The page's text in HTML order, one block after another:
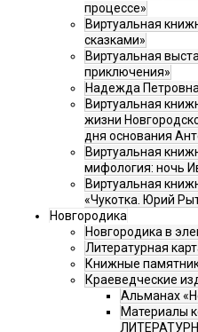
процессе»
Виртуальная
сказками»
Виртуальная
приключения»
Надежда
Виртуальная
жизни
дня основания
Виртуальная
мифология: ночь
Виртуальная
«Чукотка. Юрий
Новгородика
Новгородика в
Литературная
Книжные
Краеведческие
Альманах
Материалы